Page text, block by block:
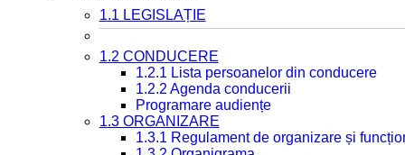
1.1 LEGISLAȚIE
1.2 CONDUCERE
1.2.1 Lista persoanelor din conducere
1.2.2 Agenda conducerii
Programare audiențe
1.3 ORGANIZARE
1.3.1 Regulament de organizare și